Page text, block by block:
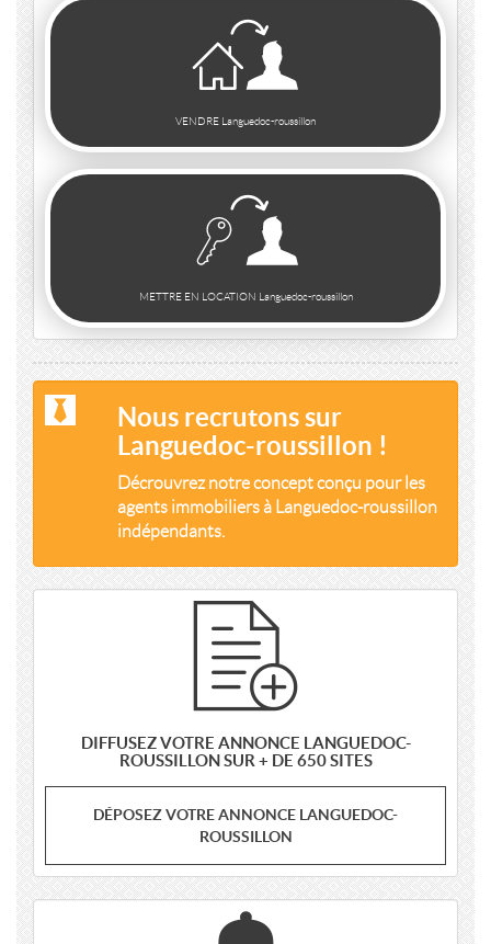
VENDRE Languedoc-roussillon
METTRE EN LOCATION Languedoc-roussillon
Nous recrutons sur
Languedoc-roussillon !
Décrouvrez notre concept conçu pour les
agents immobiliers à Languedoc-roussillon
indépendants.
DIFFUSEZ VOTRE ANNONCE LANGUEDOC-
ROUSSILLON SUR + DE 650 SITES
DÉPOSEZ VOTRE ANNONCE LANGUEDOC-
ROUSSILLON